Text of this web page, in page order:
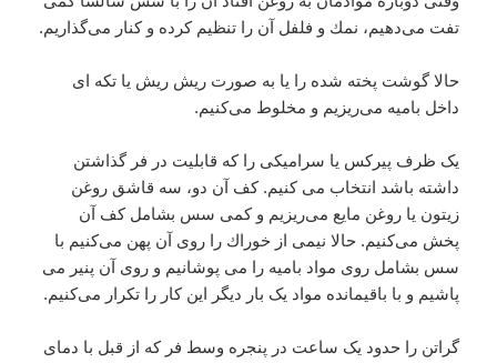
تفت می‌دهیم، نمك و فلفل آن را تنظیم كرده و كنار می‌گذاریم.
حالا گوشت پخته شده را یا به صورت ریش ریش یا تكه ای
داخل بامیه می‌ریزیم و مخلوط می‌كنیم.
یک ظرف پیركس یا سرامیكی را كه قابلیت در فر گذاشتن
داشته باشد انتخاب می كنیم. كف آن دو، سه قاشق روغن
زیتون یا روغن مایع می‌ریزیم و كمی سس بشامل كف آن
پخش می‌كنیم. حالا نیمی از خوراك را روی آن پهن می‌كنیم با
سس بشامل روی مواد بامیه را می پوشانیم و روی آن پنیر می
پاشیم و با باقیمانده مواد یک بار دیگر این كار را تكرار می‌كنیم.
گراتن را حدود یک ساعت در پنجره وسط فر كه از قبل با دمای